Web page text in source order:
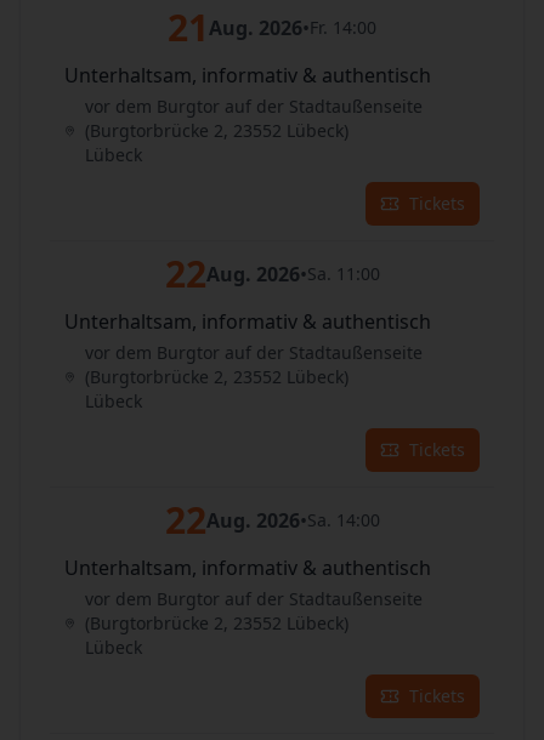
21 Aug. 2026•Fr. 14:00
Unterhaltsam, informativ & authentisch
vor dem Burgtor auf der Stadtaußenseite
(Burgtorbrücke 2, 23552 Lübeck)
Lübeck
Tickets
22Aug. 2026•Sa. 11:00
Unterhaltsam, informativ & authentisch
vor dem Burgtor auf der Stadtaußenseite
(Burgtorbrücke 2, 23552 Lübeck)
Lübeck
Tickets
22Aug. 2026•Sa. 14:00
Unterhaltsam, informativ & authentisch
vor dem Burgtor auf der Stadtaußenseite
(Burgtorbrücke 2, 23552 Lübeck)
Lübeck
Tickets